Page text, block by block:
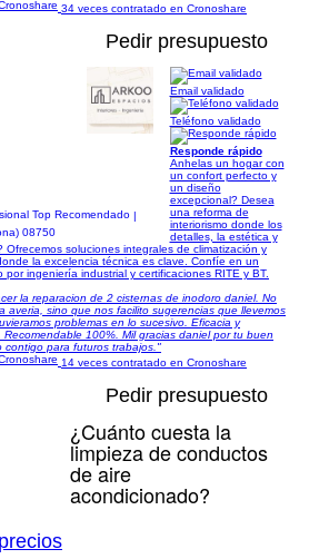
34 veces contratado en Cronoshare
Pedir presupuesto
|
08750
Email validado
Teléfono validado
Responde rápido
Anhelas un hogar con
un confort perfecto y
un diseño
excepcional? Desea
una reforma de
interiorismo donde los
detalles, la estética y
Ofrecemos soluciones integrales de climatización y
la excelencia técnica es clave. Confíe en un
por ingeniería industrial y certificaciones RITE y BT.
la reparacion de 2 cisternas de inodoro daniel. No
averia, sino que nos facilito sugerencias que llevemos
problemas en lo sucesivo. Eficacia y
100%. Mil gracias daniel por tu buen
contigo para futuros trabajos."
14 veces contratado en Cronoshare
Pedir presupuesto
¿Cuánto cuesta la
limpieza de conductos
de aire
acondicionado?